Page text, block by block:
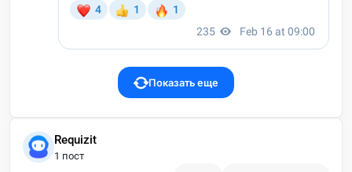
Показать еще
Requizit
1 пост